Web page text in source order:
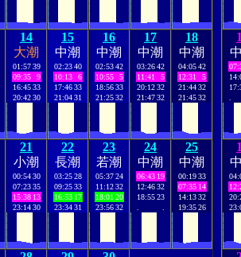
14
大潮
01:57 39
09:35
9
16:45 33
20:42 30
15
中潮
02:23 40
10:13
6
17:46 33
21:04 31
16
中潮
02:53 42
10:55
5
18:56 33
21:25 32
17
中潮
03:26 42
11:41
5
20:12 32
21:47 32
18
中潮
04:05 42
12:31
5
21:44 32
21:45 32
21
小潮
00:54 30
07:23 35
15:38 13
23:14 30
22
長潮
03:25 28
09:25 33
16:53 17
23:34 31
23
若潮
05:37 24
11:12 32
18:01 20
23:56 32
24
中潮
06:43 19
12:46 32
18:55 23
25
中潮
00:19 33
07:35 14
14:13 32
19:35 26